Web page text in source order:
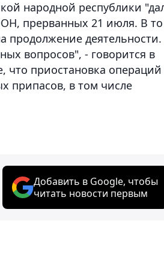
народной республики
прерванных 21 июля. В то
продолжение деятельности.
вопросов", - говорится в
что приостановка операций
припасов, в том числе
Добавить в Google, чтобы
читать новости первым